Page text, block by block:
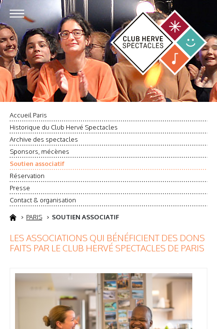
Accueil Paris
Historique du Club Hervé Spectacles
Archive des spectacles
Sponsors, mécènes
Soutien associatif
Réservation
Presse
Contact & organisation
PARIS SOUTIEN ASSOCIATIF
LES ASSOCIATIONS QUI BÉNÉFICIENT DES DONS
FAITS PAR LE CLUB HERVÉ SPECTACLES DE PARIS